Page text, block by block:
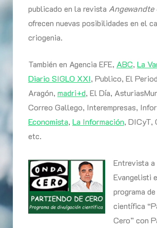
publicado en la revista Angewandte
ofrecen nuevas posibilidades en el
criogenia.
También en Agencia EFE, ABC, La
Diario SIGLO XXI, Publico, El
Aragón, madri+d, El Día,
Correo Gallego, Interempresas,
Economista, La Información, DICyT,
etc.
Entrevista a
Evangelisti
programa
científica
Cero” con